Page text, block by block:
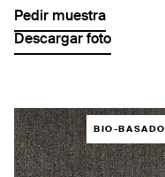
Pedir muestra
Descargar foto
BIO-BASADO